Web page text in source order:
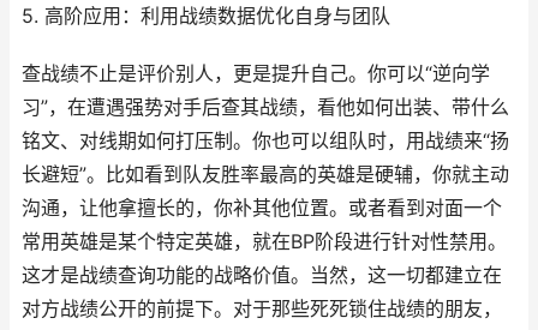
5. 高阶应用：利用战绩数据优化自身与团队
查战绩不止是评价别人，更是提升自己。你可以“逆向学
习”，在遭遇强势对手后查其战绩，看他如何出装、带什么
铭文、对线期如何打压制。你也可以组队时，用战绩来“扬
长避短”。比如看到队友胜率最高的英雄是硬辅，你就主动
沟通，让他拿擅长的，你补其他位置。或者看到对面一个
常用英雄是某个特定英雄，就在BP阶段进行针对性禁用。
这才是战绩查询功能的战略价值。当然，这一切都建立在
对方战绩公开的前提下。对于那些死死锁住战绩的朋友，